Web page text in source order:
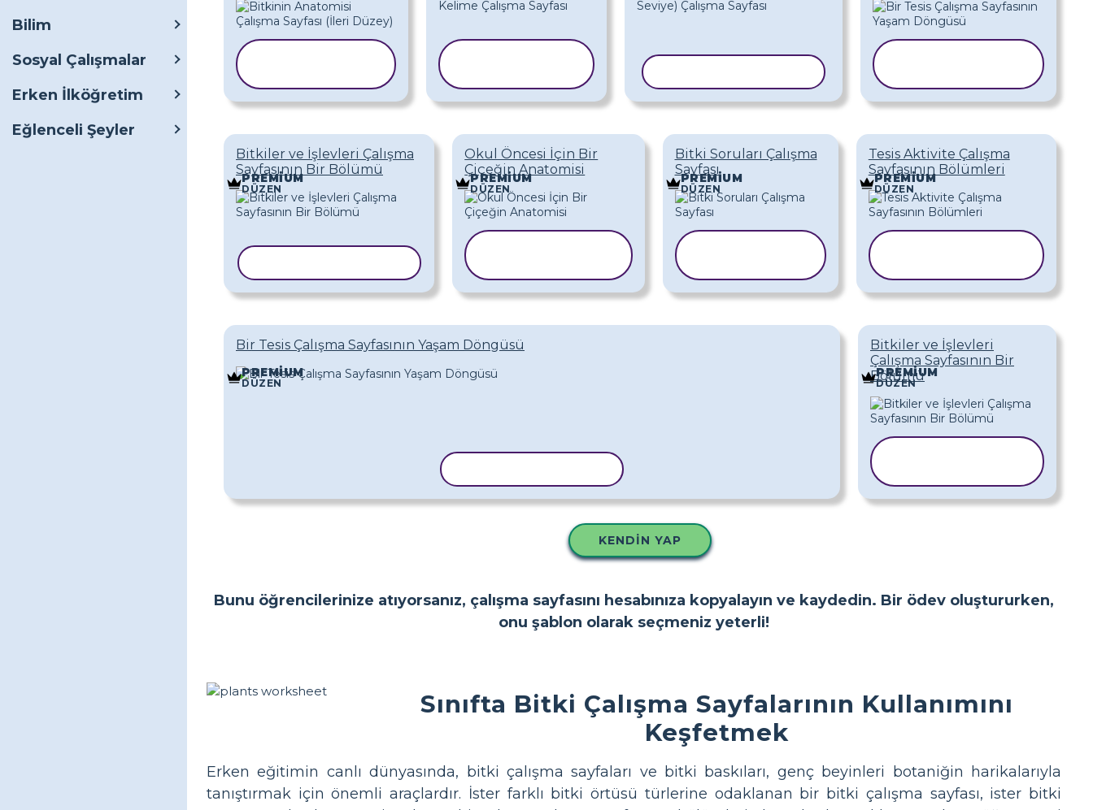
Bilim
Sosyal Çalışmalar
Erken İlköğretim
Eğlenceli Şeyler
Bitkiler ve İşlevleri Çalışma
Sayfasının Bir Bölümü
PREMIUM
DÜZEN
Okul Öncesi İçin Bir
Çiçeğin Anatomisi
PREMIUM
DÜZEN
Bitki Soruları Çalışma
Sayfası
PREMIUM
DÜZEN
Tesis Aktivite Çalışma
Sayfasının Bölümleri
PREMIUM
DÜZEN
Bir Tesis Çalışma Sayfasının Yaşam Döngüsü
PREMIUM
DÜZEN
Bitkiler ve İşlevleri
Çalışma Sayfasının Bir
Bölümü
PREMIUM
DÜZEN
KENDIN YAP
Bunu öğrencilerinize atıyorsanız, çalışma sayfasını hesabınıza kopyalayın ve kaydedin. Bir ödev oluştururken,
onu şablon olarak seçmeniz yeterli!
Sınıfta Bitki Çalışma Sayfalarının Kullanımını
Keşfetmek
Erken eğitimin canlı dünyasında, bitki çalışma sayfaları ve bitki baskıları, genç beyinleri botaniğin harikalarıyla
tanıştırmak için önemli araçlardır. İster farklı bitki örtüsü türlerine odaklanan bir bitki çalışma sayfası, ister bitki